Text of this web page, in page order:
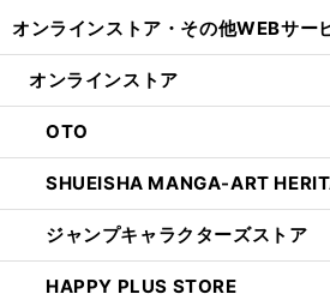
オンラインストア・ その他WEBサー
オンラインストア
OTO
SHUEISHA MANGA-ART
ジャンプキャラクターズストア
HAPPY PLUS STORE